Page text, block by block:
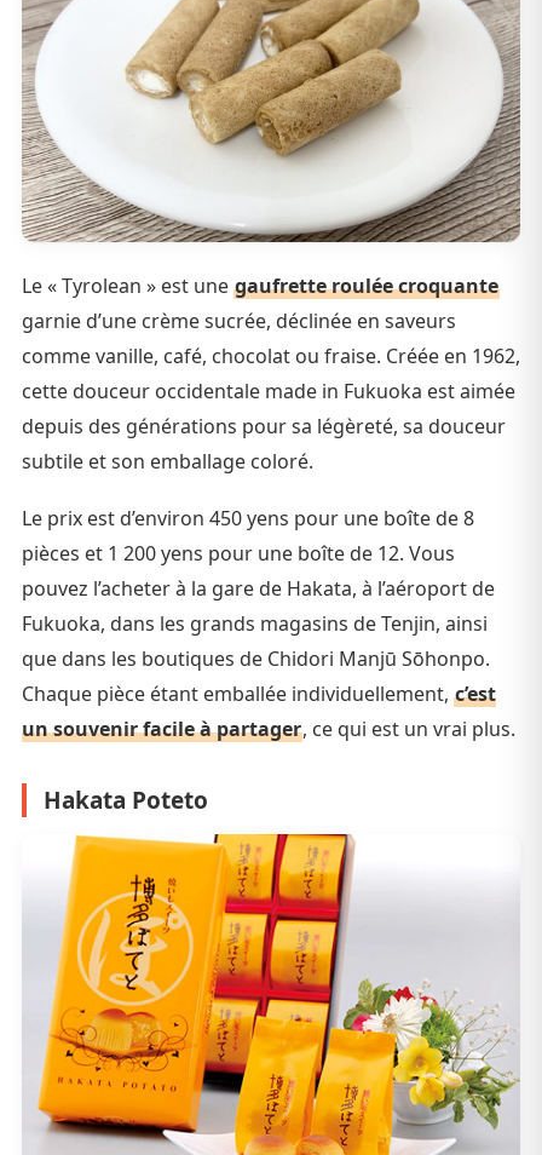
Le « Tyrolean » est une gaufrette roulée croquante
garnie d’une crème sucrée, déclinée en saveurs
comme vanille, café, chocolat ou fraise. Créée en 1962,
cette douceur occidentale made in Fukuoka est aimée
depuis des générations pour sa légèreté, sa douceur
subtile et son emballage coloré.
Le prix est d’environ 450 yens pour une boîte de 8
pièces et 1 200 yens pour une boîte de 12. Vous
pouvez l’acheter à la gare de Hakata, à l’aéroport de
Fukuoka, dans les grands magasins de Tenjin, ainsi
que dans les boutiques de Chidori Manjū Sōhonpo.
Chaque pièce étant emballée individuellement, c’est
un souvenir facile à partager, ce qui est un vrai plus.
Hakata Poteto